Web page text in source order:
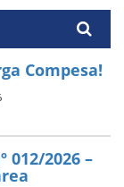
Compesa!
012/2026 –